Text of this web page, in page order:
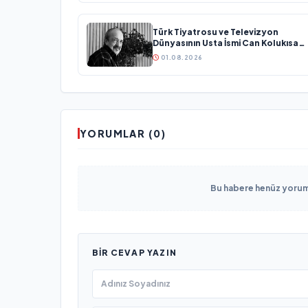
Türk Tiyatrosu ve Televizyon
Dünyasının Usta İsmi Can Kolukısa
Hayatını Kaybetti
01.08.2026
YORUMLAR (0)
Bu habere henüz
BIR CEVAP YAZIN